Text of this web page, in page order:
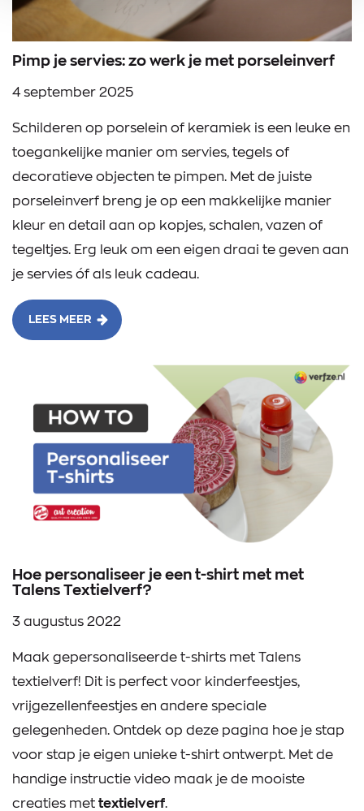
Pimp je servies: zo werk je met porseleinverf
4 september 2025
Schilderen op porselein of keramiek is een leuke en
toegankelijke manier om servies, tegels of
decoratieve objecten te pimpen. Met de juiste
porseleinverf breng je op een makkelijke manier
kleur en detail aan op kopjes, schalen, vazen of
tegeltjes. Erg leuk om een eigen draai te geven aan
je servies óf als leuk cadeau.
LEES MEER
Hoe personaliseer je een t-shirt met met
Talens Textielverf?
3 augustus 2022
Maak gepersonaliseerde t-shirts met Talens
textielverf! Dit is perfect voor kinderfeestjes,
vrijgezellenfeestjes en andere speciale
gelegenheden. Ontdek op deze pagina hoe je stap
voor stap je eigen unieke t-shirt ontwerpt. Met de
handige instructie video maak je de mooiste
creaties met textielverf.